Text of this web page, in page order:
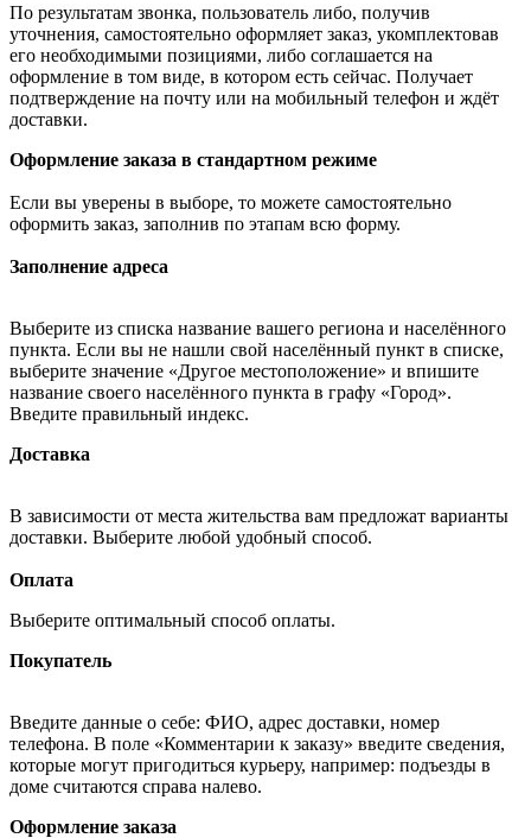
По результатам звонка, пользователь либо, получив
уточнения, самостоятельно оформляет заказ, укомплектовав
его необходимыми позициями, либо соглашается на
оформление в том виде, в котором есть сейчас. Получает
подтверждение на почту или на мобильный телефон и ждёт
доставки.
Оформление заказа в стандартном режиме
Если вы уверены в выборе, то можете самостоятельно
оформить заказ, заполнив по этапам всю форму.
Заполнение адреса
Выберите из списка название вашего региона и населённого
пункта. Если вы не нашли свой населённый пункт в списке,
выберите значение «Другое местоположение» и впишите
название своего населённого пункта в графу «Город».
Введите правильный индекс.
Доставка
В зависимости от места жительства вам предложат варианты
доставки. Выберите любой удобный способ.
Оплата
Выберите оптимальный способ оплаты.
Покупатель
Введите данные о себе: ФИО, адрес доставки, номер
телефона. В поле «Комментарии к заказу» введите сведения,
которые могут пригодиться курьеру, например: подъезды в
доме считаются справа налево.
Оформление заказа